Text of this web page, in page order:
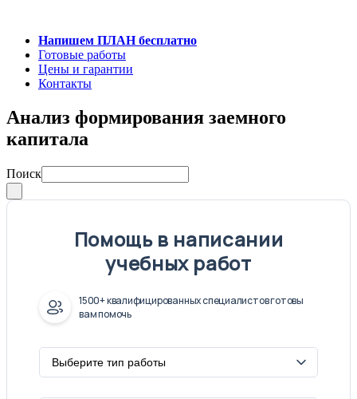
Напишем ПЛАН бесплатно
Готовые работы
Цены и гарантии
Контакты
Анализ формирования заемного
капитала
Поиск
Помощь в написании
учебных работ
1500+ квалифицированных специалистов готовы
вам помочь